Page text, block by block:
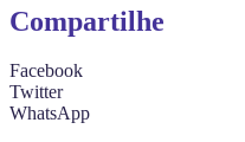
Compartilhe
Facebook
Twitter
WhatsApp